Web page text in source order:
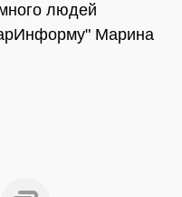
людей
Марина